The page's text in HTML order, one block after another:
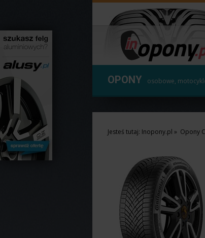
OPONY osobowe,
Jesteś tutaj: Inopony.pl » Opony